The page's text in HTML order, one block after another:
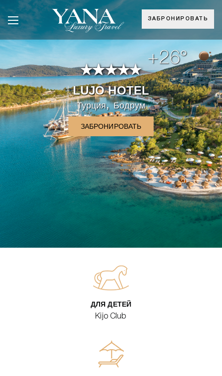
ЗАБРОНИРОВАТЬ
+26°
LUJO HOTEL
Турция,Бодрум
ЗАБРОНИРОВАТЬ
ДЛЯ ДЕТЕЙ
Kijo Club